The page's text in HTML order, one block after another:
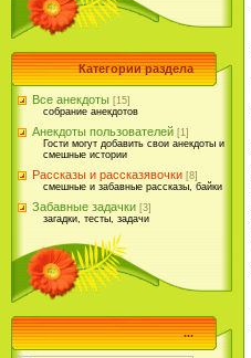
Категории раздела
Все анекдоты [15]
собрание анекдотов
Анекдоты пользователей [1]
Гости могут добавить свои анекдоты и
смешные истории
Рассказы и рассказявочки [8]
смешные и забавные рассказы, байки
Забавные задачки [3]
загадки, тесты, задачи
...